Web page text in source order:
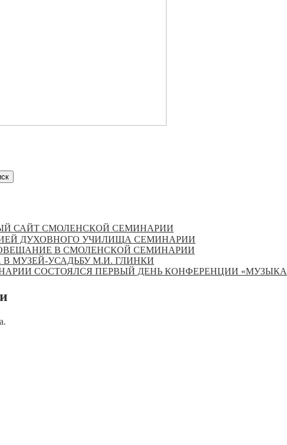
САЙТ СМОЛЕНСКОЙ СЕМИНАРИИ
ДУХОВНОГО УЧИЛИЩА СЕМИНАРИИ
В СМОЛЕНСКОЙ СЕМИНАРИИ
МУЗЕЙ-УСАДЬБУ М.И. ГЛИНКИ
СОСТОЯЛСЯ ПЕРВЫЙ ДЕНЬ КОНФЕРЕНЦИИ